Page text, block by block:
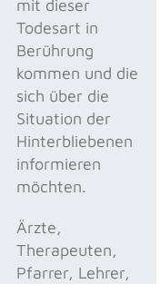
mit dieser
Todesart in
Berührung
kommen und die
sich über die
Situation der
Hinterbliebenen
informieren
möchten.
Ärzte,
Therapeuten,
Pfarrer, Lehrer,